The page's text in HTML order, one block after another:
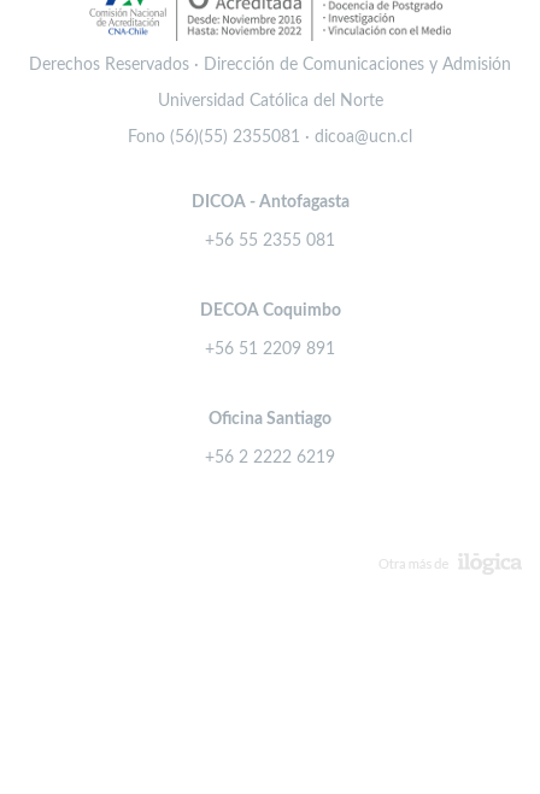
Derechos Reservados · Dirección de Comunicaciones y Admisión
Universidad Católica del Norte
Fono (56)(55) 2355081 · dicoa@ucn.cl
DICOA - Antofagasta
+56 55 2355 081
DECOA Coquimbo
+56 51 2209 891
Oficina Santiago
+56 2 2222 6219